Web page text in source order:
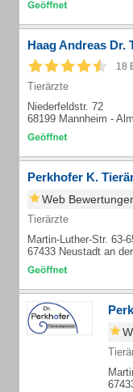
Haag Andreas Dr.
18
Tierärzte
Niederfeldstr. 72
68199 Mannheim -
Perkhofer K.
Web
Tierärzte
Martin-Luther-Str. 63-
67433 Neustadt an